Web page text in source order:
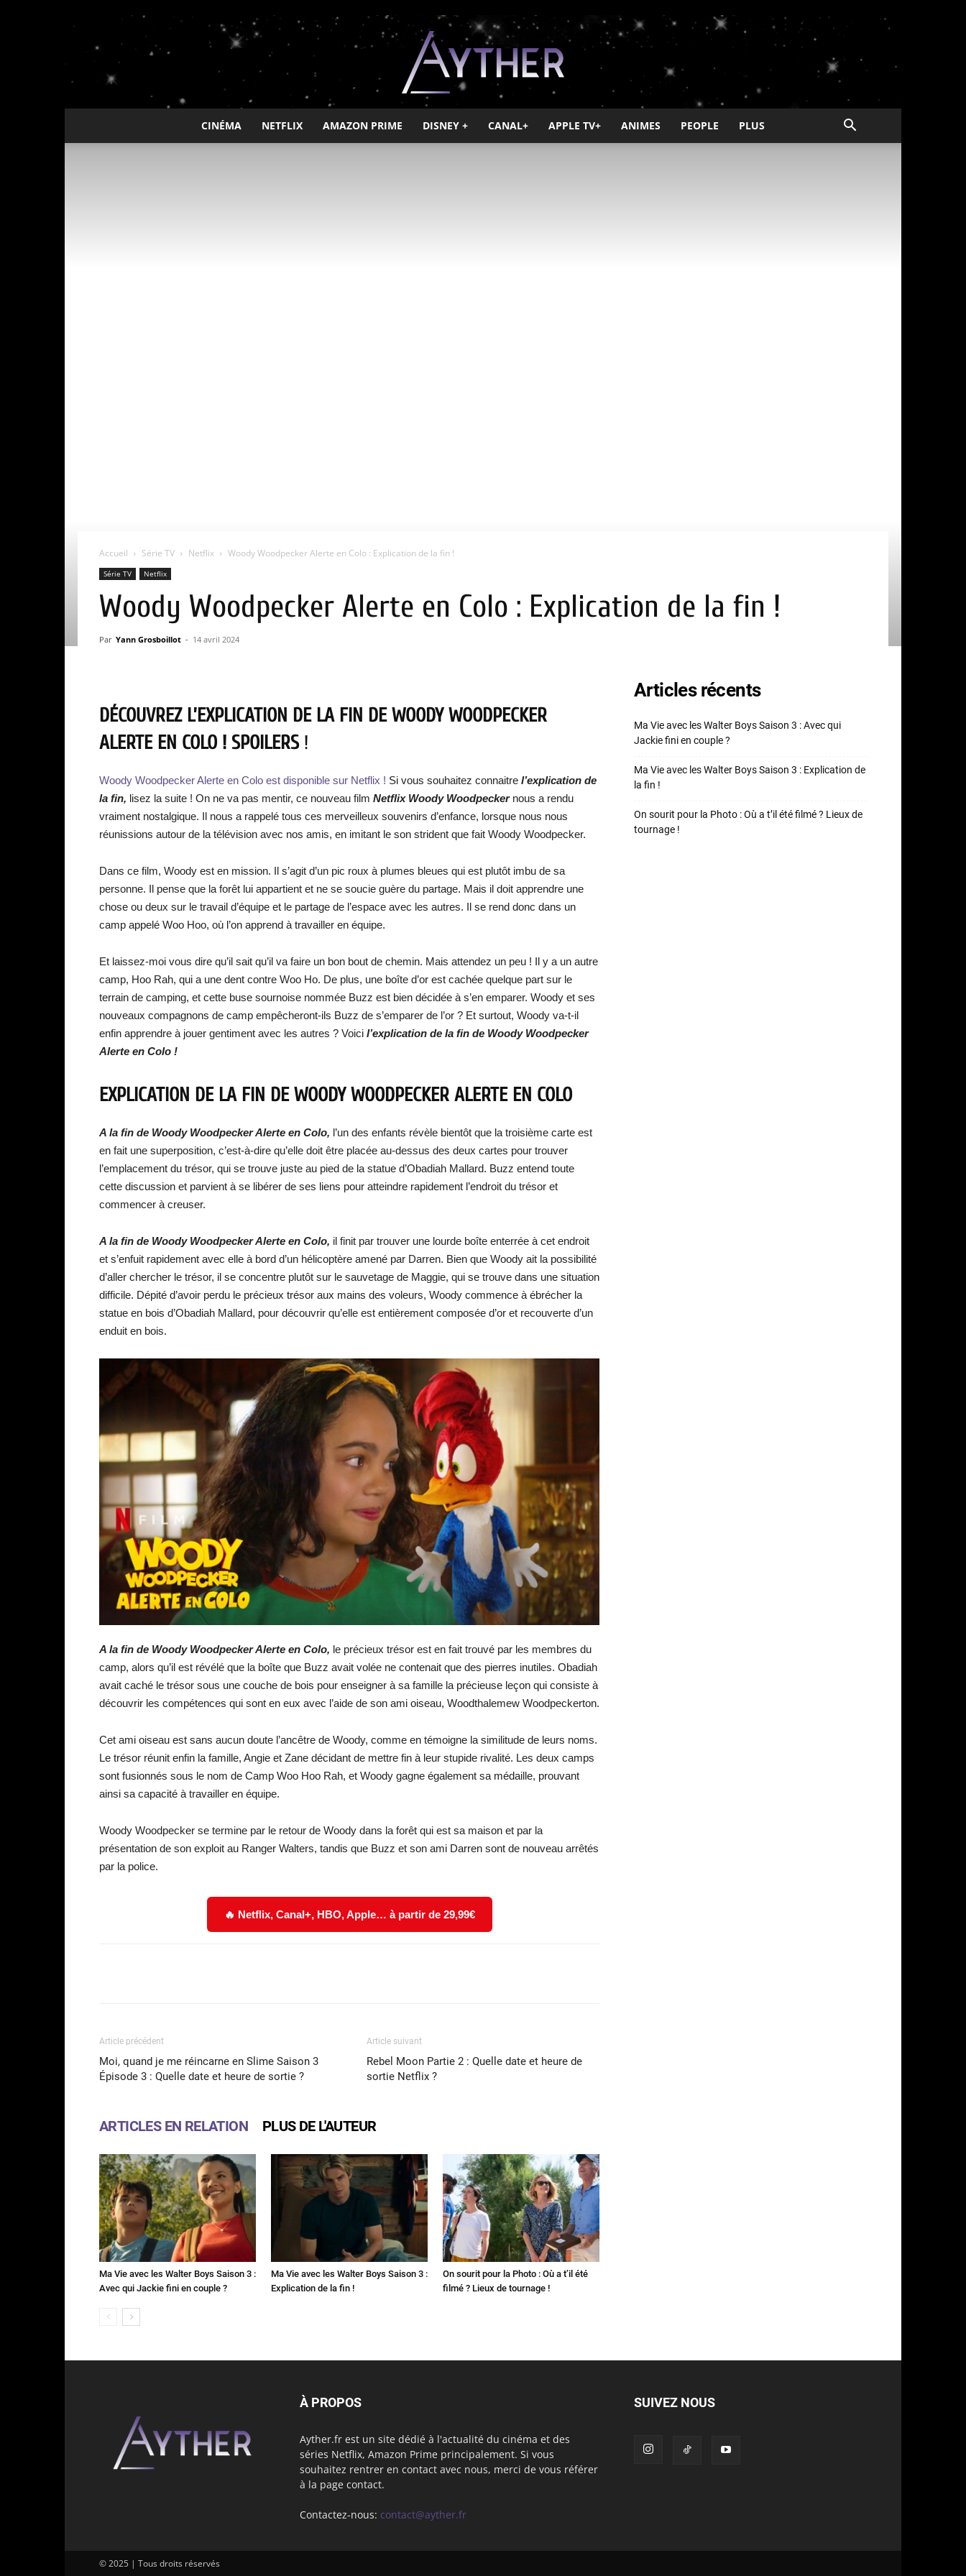
Ayther
CINÉMA NETFLIX AMAZON PRIME DISNEY + CANAL+ APPLE TV+ ANIMES PEOPLE PLUS
Accueil Série TV Netflix Woody Woodpecker Alerte en Colo : Explication de la fin !
Série TV Netflix
Woody Woodpecker Alerte en Colo : Explication de la fin !
Par Yann Grosboillot - 14 avril 2024
DÉCOUVREZ L’EXPLICATION DE LA FIN DE WOODY WOODPECKER
ALERTE EN COLO ! SPOILERS !
Woody Woodpecker Alerte en Colo est disponible sur Netflix ! Si vous souhaitez connaitre l’explication de
la fin, lisez la suite ! On ne va pas mentir, ce nouveau film Netflix Woody Woodpeckernous a rendu
vraiment nostalgique. Il nous a rappelé tous ces merveilleux souvenirs d’enfance, lorsque nous nous
réunissions autour de la télévision avec nos amis, en imitant le son strident que fait Woody Woodpecker.
Dans ce film, Woody est en mission. Il s’agit d’un pic roux à plumes bleues qui est plutôt imbu de sa
personne. Il pense que la forêt lui appartient et ne se soucie guère du partage. Mais il doit apprendre une
chose ou deux sur le travail d’équipe et le partage de l’espace avec les autres. Il se rend donc dans un
camp appelé Woo Hoo, où l’on apprend à travailler en équipe.
Et laissez-moi vous dire qu’il sait qu’il va faire un bon bout de chemin. Mais attendez un peu ! Il y a un autre
camp, Hoo Rah, qui a une dent contre Woo Ho. De plus, une boîte d’or est cachée quelque part sur le
terrain de camping, et cette buse sournoise nommée Buzz est bien décidée à s’en emparer. Woody et ses
nouveaux compagnons de camp empêcheront-ils Buzz de s’emparer de l’or ? Et surtout, Woody va-t-il
enfin apprendre à jouer gentiment avec les autres ? Voici l’explication de la fin de Woody Woodpecker
Alerte en Colo !
EXPLICATION DE LA FIN DE WOODY WOODPECKER ALERTE EN COLO
A la fin de Woody Woodpecker Alerte en Colo, l’un des enfants révèle bientôt que la troisième carte est
en fait une superposition, c’est-à-dire qu’elle doit être placée au-dessus des deux cartes pour trouver
l’emplacement du trésor, qui se trouve juste au pied de la statue d’Obadiah Mallard. Buzz entend toute
cette discussion et parvient à se libérer de ses liens pour atteindre rapidement l’endroit du trésor et
commencer à creuser.
A la fin de Woody Woodpecker Alerte en Colo, il finit par trouver une lourde boîte enterrée à cet endroit
et s’enfuit rapidement avec elle à bord d’un hélicoptère amené par Darren. Bien que Woody ait la possibilité
d’aller chercher le trésor, il se concentre plutôt sur le sauvetage de Maggie, qui se trouve dans une situation
difficile. Dépité d’avoir perdu le précieux trésor aux mains des voleurs, Woody commence à ébrécher la
statue en bois d’Obadiah Mallard, pour découvrir qu’elle est entièrement composée d’or et recouverte d’un
enduit en bois.
A la fin de Woody Woodpecker Alerte en Colo, le précieux trésor est en fait trouvé par les membres du
camp, alors qu’il est révélé que la boîte que Buzz avait volée ne contenait que des pierres inutiles. Obadiah
avait caché le trésor sous une couche de bois pour enseigner à sa famille la précieuse leçon qui consiste à
découvrir les compétences qui sont en eux avec l’aide de son ami oiseau, Woodthalemew Woodpeckerton.
Cet ami oiseau est sans aucun doute l’ancêtre de Woody, comme en témoigne la similitude de leurs noms.
Le trésor réunit enfin la famille, Angie et Zane décidant de mettre fin à leur stupide rivalité. Les deux camps
sont fusionnés sous le nom de Camp Woo Hoo Rah, et Woody gagne également sa médaille, prouvant
ainsi sa capacité à travailler en équipe.
Woody Woodpecker se termine par le retour de Woody dans la forêt qui est sa maison et par la
présentation de son exploit au Ranger Walters, tandis que Buzz et son ami Darren sont de nouveau arrêtés
par la police.
🔥 Netflix, Canal+, HBO, Apple… à partir de 29,99€
Article précédent
Moi, quand je me réincarne en Slime Saison 3
Épisode 3 : Quelle date et heure de sortie ?
Article suivant
Rebel Moon Partie 2 : Quelle date et heure de
sortie Netflix ?
ARTICLES EN RELATION PLUS DE L'AUTEUR
Ma Vie avec les Walter Boys Saison 3 :
Avec qui Jackie fini en couple ?
Ma Vie avec les Walter Boys Saison 3 :
Explication de la fin !
On sourit pour la Photo : Où a t’il été
filmé ? Lieux de tournage !
Articles récents
Ma Vie avec les Walter Boys Saison 3 : Avec qui
Jackie fini en couple ?
Ma Vie avec les Walter Boys Saison 3 : Explication de
la fin !
On sourit pour la Photo : Où a t’il été filmé ? Lieux de
tournage !
À PROPOS
Ayther.fr est un site dédié à l'actualité du cinéma et des
séries Netflix, Amazon Prime principalement. Si vous
souhaitez rentrer en contact avec nous, merci de vous référer
à la page contact.
Contactez-nous: contact@ayther.fr
SUIVEZ NOUS
© 2025 | Tous droits réservés